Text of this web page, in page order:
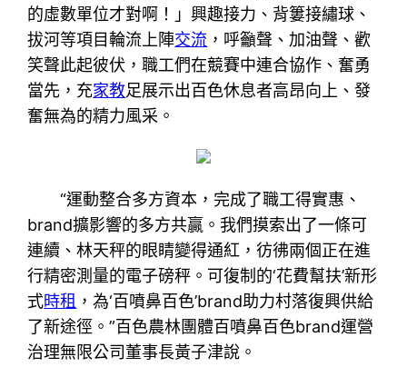
的虛數單位才對啊！」興趣接力、背簍接繡球、
拔河等項目輪流上陣交流 ，呼籲聲、加油聲、歡
笑聲此起彼伏，職工們在競賽中連合協作、奮勇
當先，充家教足展示出百色休息者高昂向上、發
奮無為的精力風采。
“運動整合多方資本，完成了職工得實惠、
brand擴影響的多方共贏。我們摸索出了一條可
連續、林天秤的眼睛變得通紅，彷彿兩個正在進
行精密測量的電子磅秤。可復制的‘花費幫扶’新形
式時租 ，為‘百噴鼻百色’brand助力村落復興供給
了新途徑。”百色農林團體百噴鼻百色brand運營
治理無限公司董事長黃子津說。